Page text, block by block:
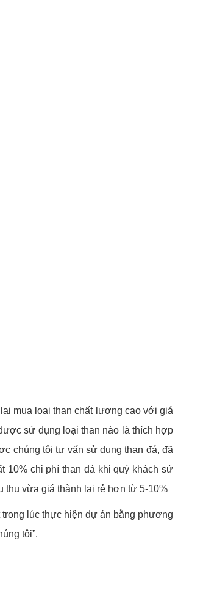
mua loại than chất lượng cao với giá
sử dụng loại than nào là thích hợp
chúng tôi tư vấn sử dụng than đá, đã
10% chi phí than đá khi quý khách sử
thụ vừa giá thành lại rẻ hơn từ 5-10%
trong lúc thực hiện dự án bằng phương
tôi”.